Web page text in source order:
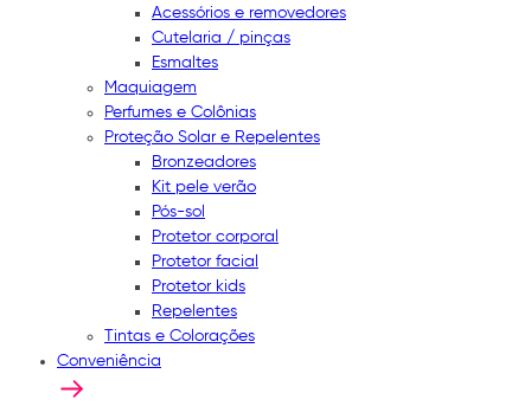
Acessórios e removedores
Cutelaria / pinças
Esmaltes
Maquiagem
Perfumes e Colônias
Proteção Solar e Repelentes
Bronzeadores
Kit pele verão
Pós-sol
Protetor corporal
Protetor facial
Protetor kids
Repelentes
Tintas e Colorações
Conveniência